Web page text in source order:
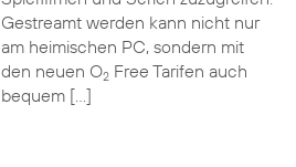
Gestreamt werden kann nicht nur
am heimischen PC, sondern mit
den neuen O2Free Tarifen auch
bequem […]